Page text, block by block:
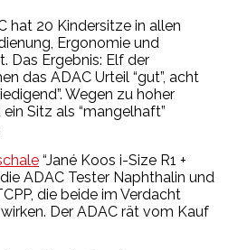
hat 20 Kindersitze in allen
Ergonomie und
Das Ergebnis: Elf der
das ADAC Urteil “gut”, acht
Wegen zu hoher
Sitz als “mangelhaft”
“Jané Koos i-Size R1 +
ADAC Tester Naphthalin und
die beide im Verdacht
Der ADAC rät vom Kauf